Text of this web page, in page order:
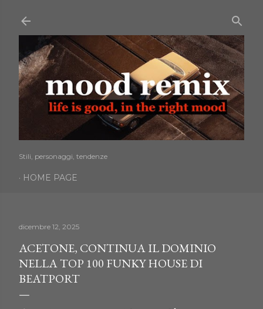
Stili, personaggi, tendenze
HOME PAGE
dicembre 12, 2025
ACETONE, CONTINUA IL DOMINIO
NELLA TOP 100 FUNKY HOUSE DI
BEATPORT